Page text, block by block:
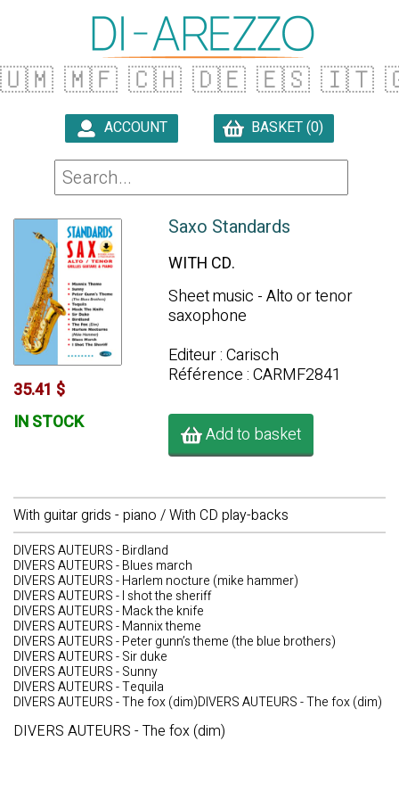
🇺🇲 🇲🇫 🇨🇭 🇩🇪 🇪🇸 🇮🇹
ACCOUNT BASKET (0)
35.41 $
IN STOCK
Saxo Standards
WITH CD.
Sheet music - Alto or tenor
saxophone
Editeur : Carisch
Référence : CARMF2841
Add to basket
With guitar grids - piano / With CD play-backs
DIVERS AUTEURS - Birdland
DIVERS AUTEURS - Blues march
DIVERS AUTEURS - Harlem nocture (mike hammer)
DIVERS AUTEURS - I shot the sheriff
DIVERS AUTEURS - Mack the knife
DIVERS AUTEURS - Mannix theme
DIVERS AUTEURS - Peter gunn’s theme (the blue brothers)
DIVERS AUTEURS - Sir duke
DIVERS AUTEURS - Sunny
DIVERS AUTEURS - Tequila
DIVERS AUTEURS - The fox (dim)DIVERS AUTEURS - The fox (dim)
DIVERS AUTEURS - The fox (dim)